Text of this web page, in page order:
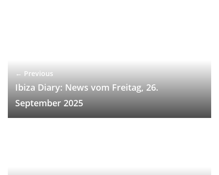
← Previous
Ibiza Diary: News vom Freitag, 26.
September 2025